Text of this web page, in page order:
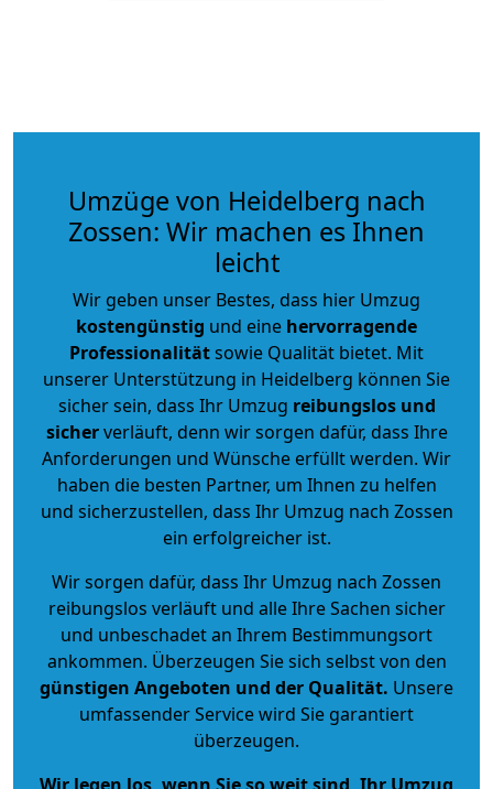
Umzüge von Heidelberg nach
Zossen: Wir machen es Ihnen
leicht
Wir geben unser Bestes, dass hier Umzug
kostengünstig und eine hervorragende
Professionalitätsowie Qualität bietet. Mit
unserer Unterstützung in Heidelberg können Sie
sicher sein, dass Ihr Umzug reibungslos und
sicherverläuft, denn wir sorgen dafür, dass Ihre
Anforderungen und Wünsche erfüllt werden. Wir
haben die besten Partner, um Ihnen zu helfen
und sicherzustellen, dass Ihr Umzug nach Zossen
ein erfolgreicher ist.
Wir sorgen dafür, dass Ihr Umzug nach Zossen
reibungslos verläuft und alle Ihre Sachen sicher
und unbeschadet an Ihrem Bestimmungsort
ankommen. Überzeugen Sie sich selbst von den
günstigen Angeboten und der Qualität. Unsere
umfassender Service wird Sie garantiert
überzeugen.
Wir legen los, wenn Sie so weit sind, Ihr Umzug